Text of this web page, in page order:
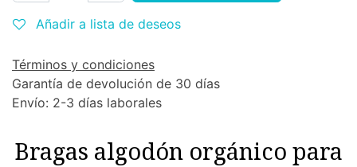
Añadir a lista de deseos
Términos y condiciones
Garantía de devolución de 30 días
Envío: 2-3 días laborales
Bragas algodón orgánico para